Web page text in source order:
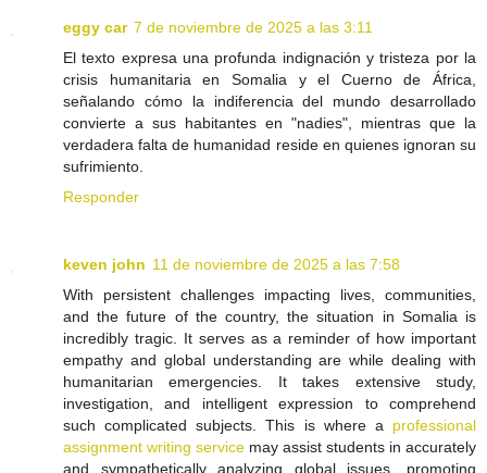
eggy car 7 de noviembre de 2025 a las 3:11
El texto expresa una profunda indignación y tristeza por la
crisis humanitaria en Somalia y el Cuerno de África,
señalando cómo la indiferencia del mundo desarrollado
convierte a sus habitantes en "nadies", mientras que la
verdadera falta de humanidad reside en quienes ignoran su
sufrimiento.
Responder
keven john 11 de noviembre de 2025 a las 7:58
With persistent challenges impacting lives, communities,
and the future of the country, the situation in Somalia is
incredibly tragic. It serves as a reminder of how important
empathy and global understanding are while dealing with
humanitarian emergencies. It takes extensive study,
investigation, and intelligent expression to comprehend
such complicated subjects. This is where a professional
assignment writing service may assist students in accurately
and sympathetically analyzing global issues, promoting